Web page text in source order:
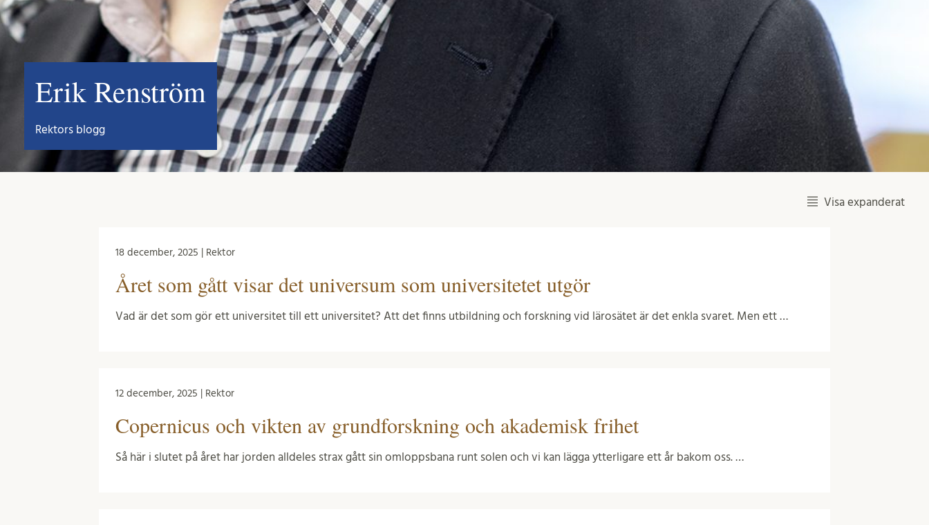
Erik Renström
Rektors blogg
Visa expanderat
18 december, 2025 | Rektor
Året som gått visar det universum som universitetet utgör
Vad är det som gör ett universitet till ett universitet? Att det finns utbildning och forskning vid lärosätet är det enkla svaret. Men ett …
12 december, 2025 | Rektor
Copernicus och vikten av grundforskning och akademisk frihet
Så här i slutet på året har jorden alldeles strax gått sin omloppsbana runt solen och vi kan lägga ytterligare ett år bakom oss. …